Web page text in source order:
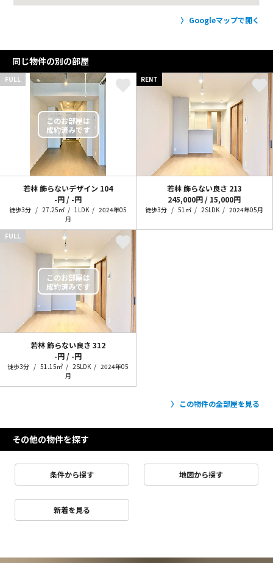
Googleマップで開く
同じ物件の別の部屋
FULL
若林 飾らないデザイン 104
-円 / -円
徒歩3分 27.25㎡ 1LDK
2024年05
月
RENT
若林 飾らない良さ 213
245,000円 / 15,000円
徒歩3分 51㎡ 2SLDK 2024年05月
FULL
若林 飾らない良さ 312
-円 / -円
徒歩3分 51.15㎡ 2SLDK
2024年05
月
この物件の全部屋を見る
その他の物件を探す
条件から探す 地図から探す
新着を見る